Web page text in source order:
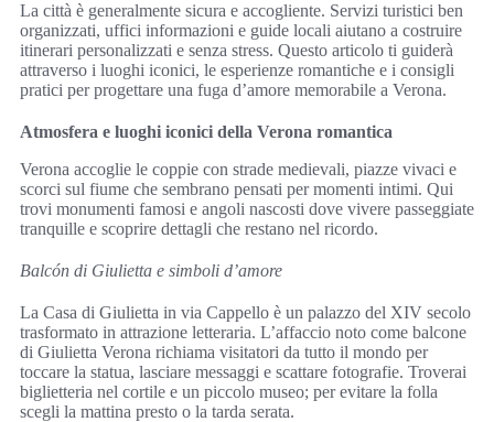
La città è generalmente sicura e accogliente. Servizi turistici ben
organizzati, uffici informazioni e guide locali aiutano a costruire
itinerari personalizzati e senza stress. Questo articolo ti guiderà
attraverso i luoghi iconici, le esperienze romantiche e i consigli
pratici per progettare una fuga d’amore memorabile a Verona.
Atmosfera e luoghi iconici della Verona romantica
Verona accoglie le coppie con strade medievali, piazze vivaci e
scorci sul fiume che sembrano pensati per momenti intimi. Qui
trovi monumenti famosi e angoli nascosti dove vivere passeggiate
tranquille e scoprire dettagli che restano nel ricordo.
Balcón di Giulietta e simboli d’amore
La Casa di Giulietta in via Cappello è un palazzo del XIV secolo
trasformato in attrazione letteraria. L’affaccio noto come balcone
di Giulietta Verona richiama visitatori da tutto il mondo per
toccare la statua, lasciare messaggi e scattare fotografie. Troverai
biglietteria nel cortile e un piccolo museo; per evitare la folla
scegli la mattina presto o la tarda serata.